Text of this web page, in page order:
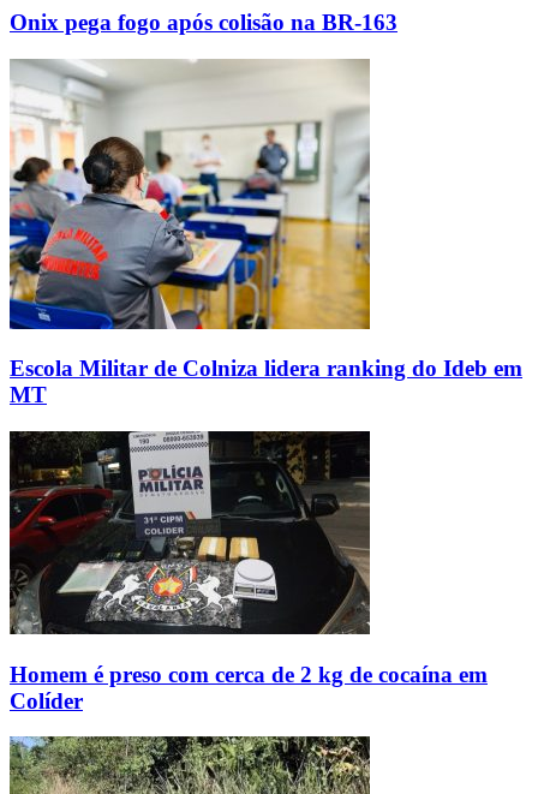
Onix pega fogo após colisão na BR-163
Escola Militar de Colniza lidera ranking do Ideb em
MT
Homem é preso com cerca de 2 kg de cocaína em
Colíder